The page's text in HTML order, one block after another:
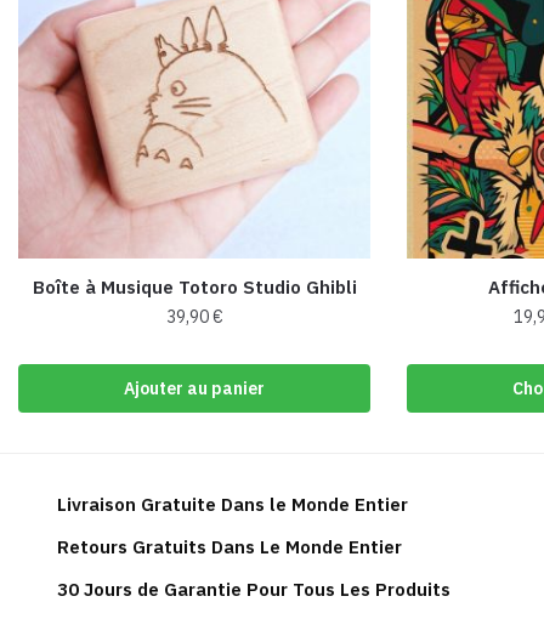
Boîte à Musique Totoro Studio Ghibli
39,90€
Ajouter au panier
Livraison Gratuite Dans le Monde Entier
Retours Gratuits Dans Le Monde Entier
30 Jours de Garantie Pour Tous Les Produits